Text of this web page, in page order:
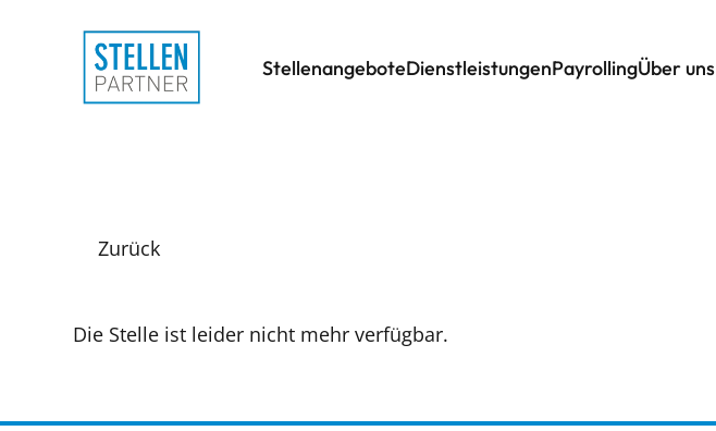
StellenangeboteDienstleistungenPayrollingÜber uns
Zurück
Die Stelle ist leider nicht mehr verfügbar.